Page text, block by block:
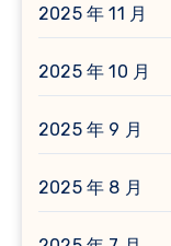
2025 年 11 月
2025 年 10 月
2025 年 9 月
2025 年 8 月